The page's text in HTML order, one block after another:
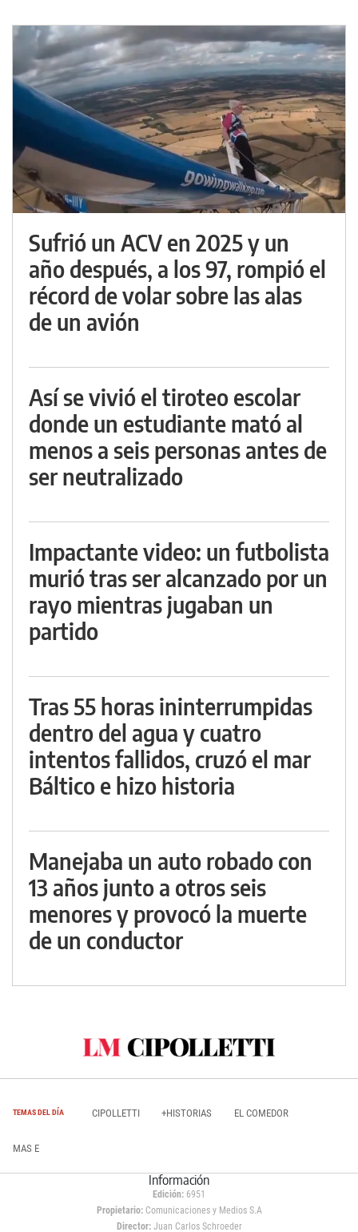
Sufrió un ACV en 2025 y un
año después, a los 97, rompió el
récord de volar sobre las alas
de un avión
Así se vivió el tiroteo escolar
donde un estudiante mató al
menos a seis personas antes de
ser neutralizado
Impactante video: un futbolista
murió tras ser alcanzado por un
rayo mientras jugaban un
partido
Tras 55 horas ininterrumpidas
dentro del agua y cuatro
intentos fallidos, cruzó el mar
Báltico e hizo historia
Manejaba un auto robado con
13 años junto a otros seis
menores y provocó la muerte
de un conductor
TEMAS DEL DÍA CIPOLLETTI +HISTORIAS EL COMEDOR
MAS E
Información
Edición: 6951
Propietario:Comunicaciones y Medios S.A
Director: Juan Carlos Schroeder